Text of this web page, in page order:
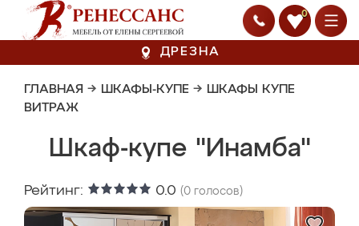
0
ДРЕЗНА
ГЛАВНАЯ → ШКАФЫ-КУПЕ → ШКАФЫ КУПЕ
ВИТРАЖ
Шкаф-купе "Инамба"
Рейтинг: 0.0 (0 голосов)